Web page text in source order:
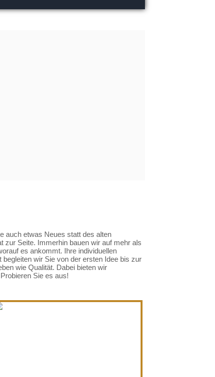
auch etwas Neues statt des alten
zur Seite. Immerhin bauen wir auf mehr als
es ankommt. Ihre individuellen
wir Sie von der ersten Idee bis zur
wie Qualität. Dabei bieten wir
Sie es aus!